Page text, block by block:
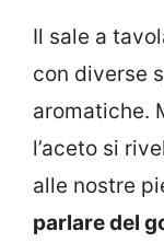
Il sale a
con diverse
aromatiche.
l’aceto si
alle nostre
parlare del